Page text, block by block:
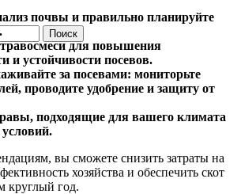
Поиск
почвы и правильно планируйте
для повышения
и устойчивости посевов.
за посевами: мониторьте
проводите удобрение и защиту от
подходящие для вашего климата
вы сможете снизить затраты на
хозяйства и обеспечить скот
круглый год.